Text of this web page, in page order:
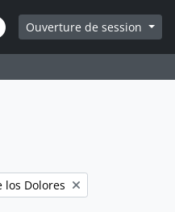
rapides
Ouverture de session
los Dolores